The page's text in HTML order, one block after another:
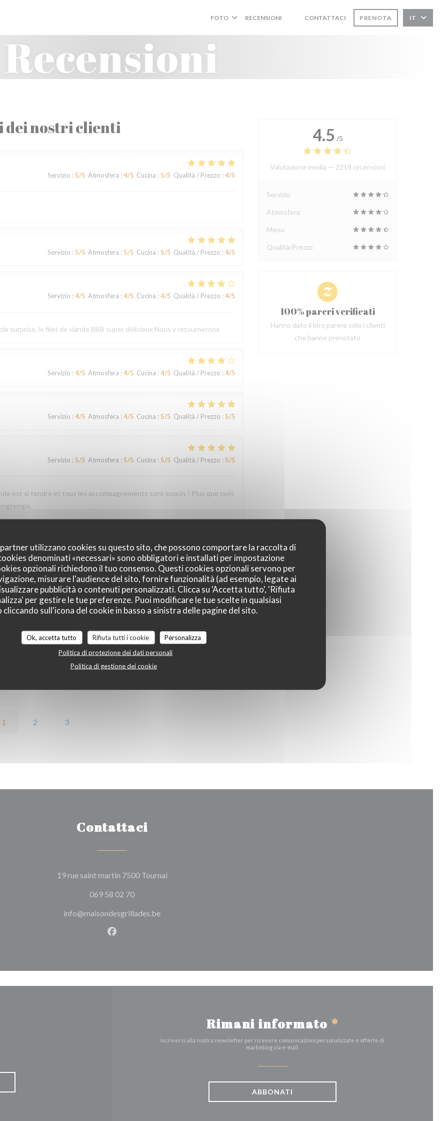
utilizzano cookies su questo sito, che possono comportare la raccolta di
denominati «necessari» sono obbligatori e installati per impostazione
opzionali richiedono il tuo consenso. Questi cookies opzionali servono per
misurare l'audience del sito, fornire funzionalità (ad esempio, legate ai
pubblicità o contenuti personalizzati. Clicca su 'Accetta tutto', 'Rifiuta
per gestire le tue preferenze. Puoi modificare le tue scelte in qualsiasi
cliccando sull'icona del cookie in basso a sinistra delle pagine del sito.
Ok, accetta tutto Rifiuta tutti i cookie
Personalizza
Politica di protezione dei dati personali
Politica di gestione dei cookie
FOTO RECENSIONI
((APRE UNA NUOVA FINESTRA))
((APRE UNA NUOVA FINESTRA))
CONTATTACI PRENOTA IT
Recensioni
dei nostri clienti
Servizio : 5/5 Atmosfera : 4/5 Cucina : 5/5 Qualità / Prezzo : 4/5
Servizio : 5/5 Atmosfera : 5/5 Cucina : 5/5 Qualità / Prezzo : 4/5
Servizio : 4/5 Atmosfera : 4/5 Cucina : 4/5 Qualità / Prezzo : 4/5
surprise, le filet de viande BBB super délicieux Nous y retournerons
Servizio : 4/5 Atmosfera : 4/5 Cucina : 4/5 Qualità / Prezzo : 4/5
Servizio : 4/5 Atmosfera : 4/5 Cucina : 5/5 Qualità / Prezzo : 5/5
Servizio : 5/5 Atmosfera : 5/5 Cucina : 5/5 Qualità / Prezzo : 5/5
est si tendre et tous les accompagnements sont exquis ! Plus que ravis
Servizio:4/5 Atmosfera:4/5 Cucina:5/5 Qualità / Prezzo:4/5
Servizio:4/5 Atmosfera: 4/5 Cucina:4/5 Qualità / Prezzo:4/5
Servizio:4 Atmosfera:4/5 Cucina /5 Qualità / Prezzo
1 2 3
4.5 /5
Valutazione media — 2218 recensioni
Servizio
Atmosfera
Menu
Qualità/Prezzo
100% pareri verificati
Hanno dato il loro parere solo i clienti
che hanno prenotato
Contattaci
19 rue saint martin 7500 Tournai((apre una nuova finestra))
069 58 02 70
info@maisondesgrillades.be
Facebook ((apre una nuova finestra))
Rimani informato *
Iscriversi alla nostra newsletter per ricevere comunicazioni personalizzate e offerte di
marketing via e-mail.
ABBONATI